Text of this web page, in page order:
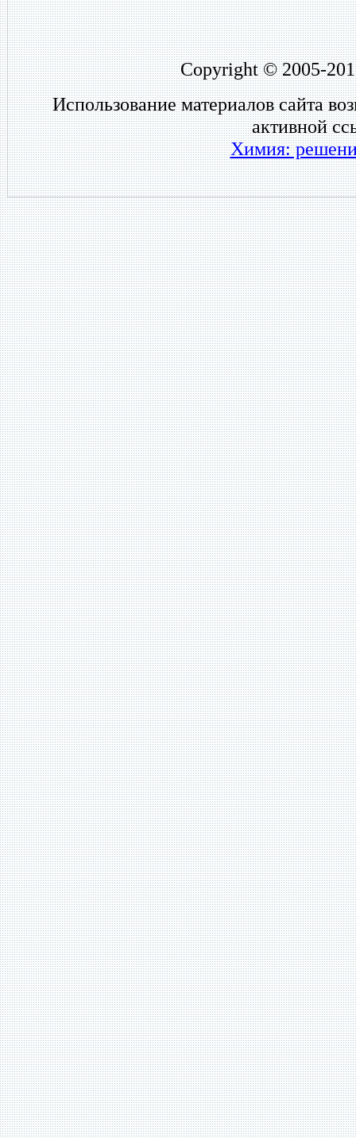
Copyright © 2005-
Использование материалов сайта
активной
Химия: